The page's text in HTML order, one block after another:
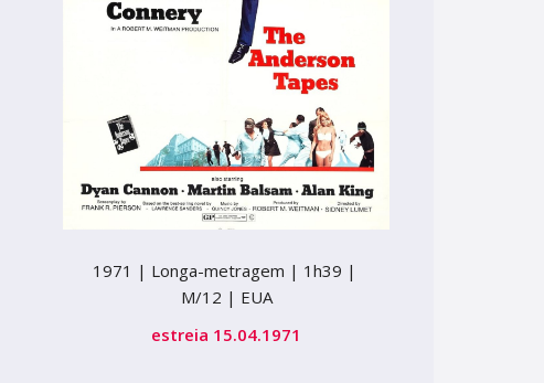
1971 | Longa-metragem | 1h39 |
M/12 | EUA
estreia 15.04.1971